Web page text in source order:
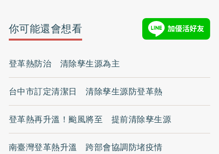
你可能還會想看
登革熱防治 清除孳生源為主
台中市訂定清潔日 清除孳生源防登革熱
登革熱再升溫！颱風將至 提前清除孳生源
南臺灣登革熱升溫 跨部會協調防堵疫情